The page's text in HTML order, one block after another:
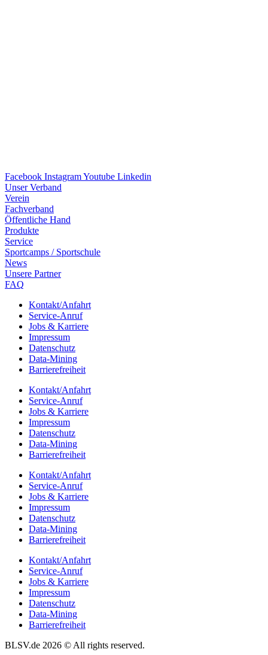
Facebook InstagramYoutube Linkedin
Unser Verband
Verein
Fach­ver­band
Öffent­li­che Hand
Produkte
Service
Sport­camps / Sportschule
News
Unsere Part­ner
FAQ
Kontakt/​​Anfahrt
Service-Anruf
Jobs & Karriere
Impres­sum
Daten­schutz
Data-Mining
Barrie­re­frei­heit
Kontakt/​​Anfahrt
Service-Anruf
Jobs & Karriere
Impres­sum
Daten­schutz
Data-Mining
Barrie­re­frei­heit
Kontakt/​​Anfahrt
Service-Anruf
Jobs & Karriere
Impres­sum
Daten­schutz
Data-Mining
Barrie­re­frei­heit
Kontakt/​​Anfahrt
Service-Anruf
Jobs & Karriere
Impres­sum
Daten­schutz
Data-Mining
Barrie­re­frei­heit
BLSV.de 2026 © All rights reserved.